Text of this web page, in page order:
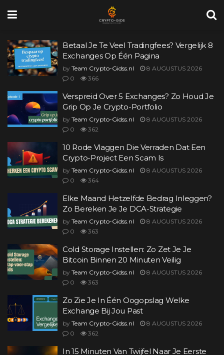
Betaal Je Te Veel Tradingfees? Vergelijk 8
Exchanges Op Één Pagina
by Team Crypto-Gidss.nl
8 AUGUSTUS 2026
0
366
Verspreid Over 5 Exchanges? Zo Houd Je
Grip Op Je Crypto-Portfolio
by Team Crypto-Gidss.nl
8 AUGUSTUS 2026
0
362
10 Rode Vlaggen Die Verraden Dat Een
Crypto-Project Een Scam Is
by Team Crypto-Gidss.nl
8 AUGUSTUS 2026
0
364
Elke Maand Hetzelfde Bedrag Inleggen?
Zo Bereken Je Je DCA-Strategie
by Team Crypto-Gidss.nl
8 AUGUSTUS 2026
0
363
Cold Storage Instellen: Zo Zet Je Je
Bitcoin Binnen 20 Minuten Veilig
by Team Crypto-Gidss.nl
8 AUGUSTUS 2026
0
363
Zo Zie Je In Één Oogopslag Welke
Exchange Bij Jou Past
by Team Crypto-Gidss.nl
8 AUGUSTUS 2026
0
362
In 15 Minuten Van Twijfel Naar Je Eerste